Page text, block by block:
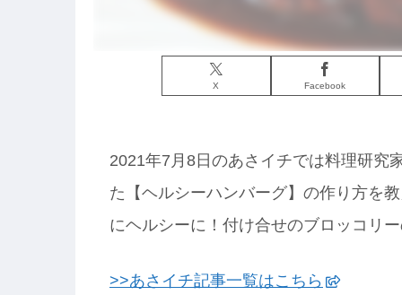
X Facebook
2021年7月8日のあさイチでは料理研究
た【ヘルシーハンバーグ】の作り方を
にヘルシーに！付け合せのブロッコリ
>>あさイチ記事一覧はこちら